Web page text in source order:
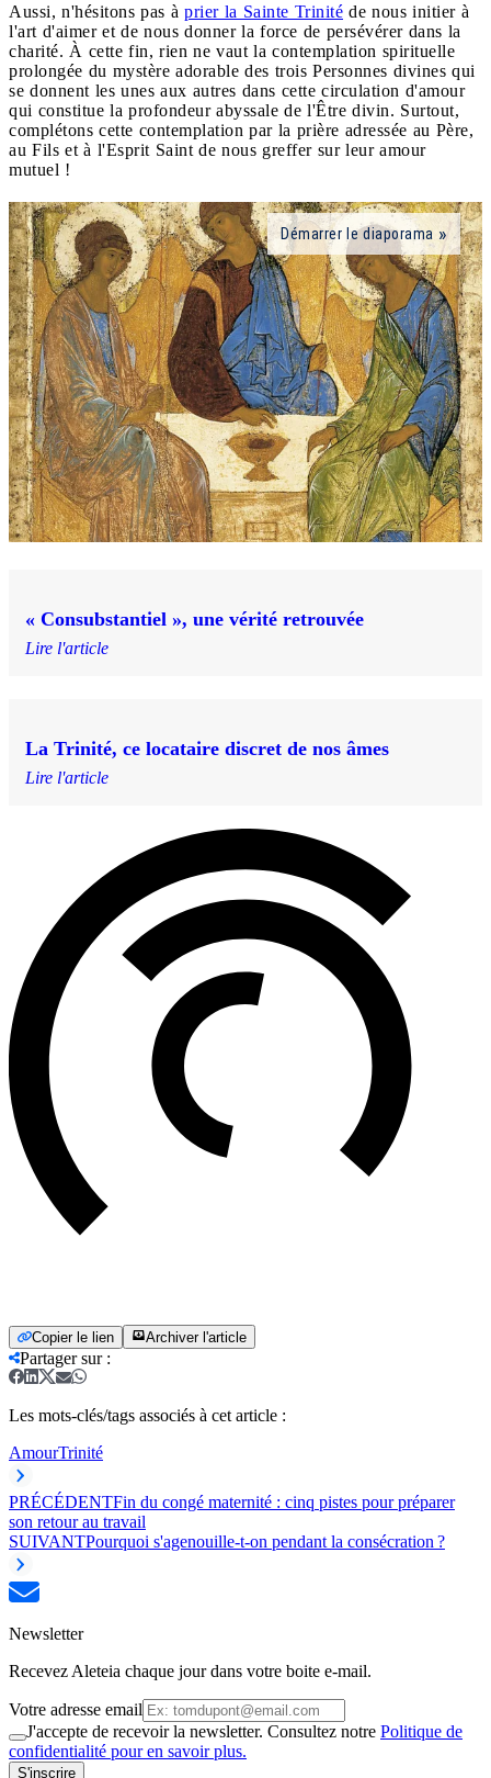
Aussi, n'hésitons pas à prier la Sainte Trinité de nous initier à
l'art d'aimer et de nous donner la force de persévérer dans la
charité. À cette fin, rien ne vaut la contemplation spirituelle
prolongée du mystère adorable des trois Personnes divines qui
se donnent les unes aux autres dans cette circulation d'amour
qui constitue la profondeur abyssale de l'Être divin. Surtout,
complétons cette contemplation par la prière adressée au Père,
au Fils et à l'Esprit Saint de nous greffer sur leur amour
mutuel !
Démarrer le diaporama
« Consubstantiel », une vérité retrouvée
Lire l'article
La Trinité, ce locataire discret de nos âmes
Lire l'article
Copier le lien Archiver l'article
Partager sur:
Les mots-clés/tags associés à cet article :
AmourTrinité
PRÉCÉDENTFin du congé maternité : cinq pistes pour préparer
son retour au travail
SUIVANTPourquoi s'agenouille-t-on pendant la consécration ?
Newsletter
Recevez Aleteia chaque jour dans votre boite e-mail.
Votre adresse email
J'accepte de recevoir la newsletter. Consultez notre Politique de
confidentialité pour en savoir plus.
S'inscrire